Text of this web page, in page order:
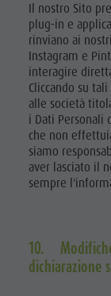
Il nostro Sito
plug-in e
rinviano ai
Instagram e
interagire
Cliccando su
alle società
i Dati Personali
che non
siamo
aver lasciato il
sempre
10.
dichiarazione